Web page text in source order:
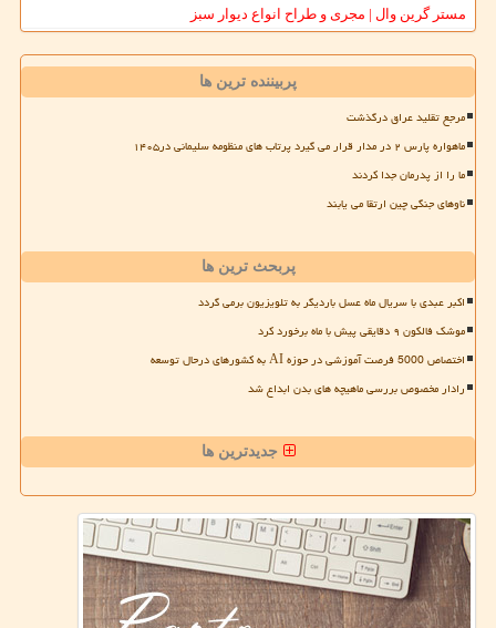
مستر گرین وال | مجری و طراح انواع دیوار سبز
پربیننده ترین ها
مرجع تقلید عراق درگذشت
ماهواره پارس ۲ در مدار قرار می گیرد پرتاب های منظومه سلیمانی در۱۴۰۵
ما را از پدرمان جدا کردند
ناوهای جنگی چین ارتقا می یابند
پربحث ترین ها
اکبر عبدی با سریال ماه عسل باردیگر به تلویزیون برمی گردد
موشک فالکون ۹ دقایقی پیش با ماه برخورد کرد
اختصاص 5000 فرصت آموزشی در حوزه AI به کشورهای درحال توسعه
رادار مخصوص بررسی ماهیچه های بدن ابداع شد
جدیدترین ها